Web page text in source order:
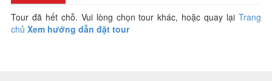
TOUR KHỞI HÀNH TỪ CẦN THƠ
TOUR ĐOÀN - M.I.C.E
Tour đã hết chỗ. Vui lòng chọn tour khác, hoặc quay lạiTrang
chủ Xem hướng dẫn đặt tour